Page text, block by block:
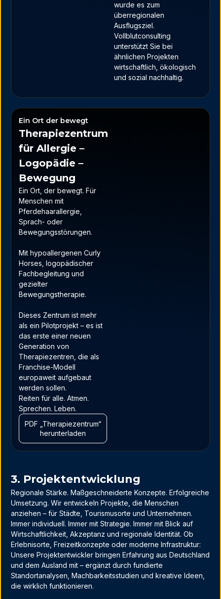
wurde es zum
überregionalen
Ausflugsziel.
Vollblutconsulting
unterstützt Sie bei
ähnlichen Projekten
wirtschaftlich, ökologisch
und sozial nachhaltig.
Ein Ort der bewegt
Therapiezentrum
für Allergie –
Logopädie –
Bewegung
Ein Ort, der bewegt. Für
Menschen mit
Pferdehaarallergie,
Sprach- oder
Bewegungsstörungen.
Mit hypoallergenen Curly
Horses, logopädischer
Fachbegleitung und
gezielter
Bewegungstherapie.
Dieses Zentrum ist mehr
als ein Pilotprojekt – es ist
das erste einer neuen
Generation von
Therapiezentren, die als
Franchise-Modell
europaweit aufgebaut
werden sollen.
Reiten für alle. Atmen.
Sprechen. Leben.
PDF „Therapiezentrum“
herunterladen
3. Projektentwicklung
Regionale Stärke. Maßgeschneiderte Konzepte. Erfolgreiche
Umsetzung. Wir entwickeln Projekte, die Menschen
anziehen – für Städte, Tourismusorte und Unternehmen.
Immer individuell. Immer mit Strategie. Immer mit Blick auf
Wirtschaftlichkeit, Akzeptanz und regionale Identität. Ob
Erlebnisorte, Freizeitkonzepte oder moderne Infrastruktur:
Unsere Projektentwickler bringen Erfahrung aus Deutschland
und dem Ausland mit – ergänzt durch fundierte
Standortanalysen, Machbarkeitsstudien und kreative Ideen,
die wirklich funktionieren.